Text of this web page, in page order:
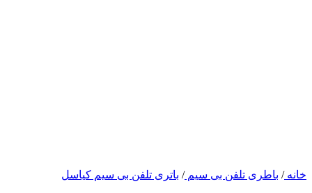
خانه/ باطری تلفن بی سیم/ باتری تلفن بی سیم کیاسل